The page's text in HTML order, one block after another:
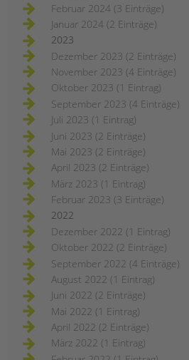
Februar 2024 (3 Einträge)
Januar 2024 (2 Einträge)
2023
Dezember 2023 (2 Einträge)
November 2023 (4 Einträge)
Oktober 2023 (1 Eintrag)
September 2023 (4 Einträge)
Juli 2023 (1 Eintrag)
Juni 2023 (2 Einträge)
Mai 2023 (2 Einträge)
April 2023 (2 Einträge)
März 2023 (1 Eintrag)
Februar 2023 (3 Einträge)
2022
Dezember 2022 (1 Eintrag)
Oktober 2022 (2 Einträge)
September 2022 (4 Einträge)
August 2022 (1 Eintrag)
Juni 2022 (2 Einträge)
Mai 2022 (1 Eintrag)
April 2022 (2 Einträge)
März 2022 (1 Eintrag)